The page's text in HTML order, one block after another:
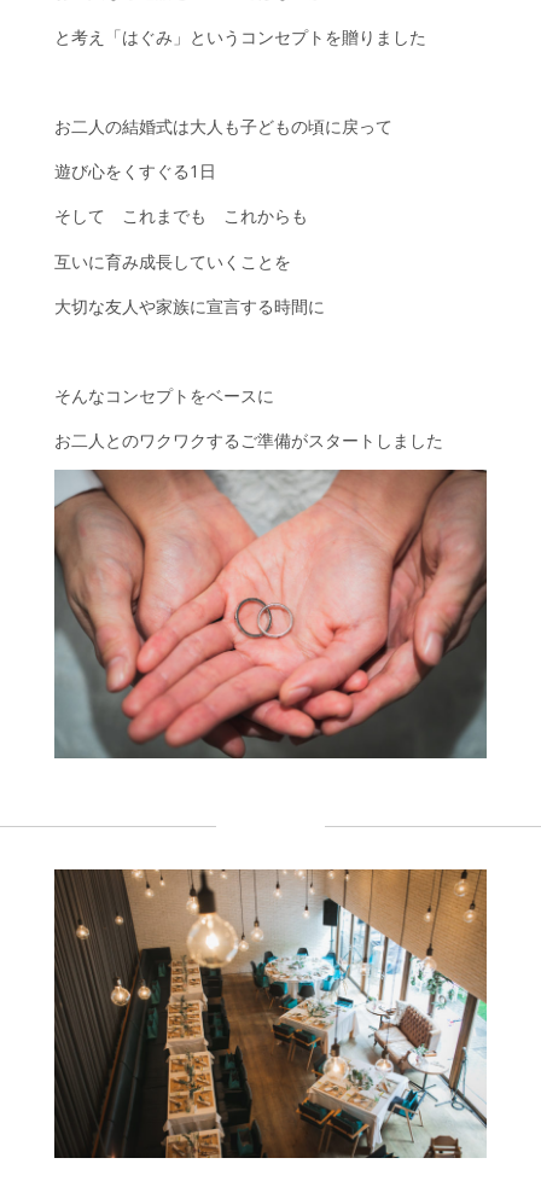
と考え「はぐみ」というコンセプトを贈りました
お二人の結婚式は大人も子どもの頃に戻って
遊び心をくすぐる1日
そして これまでも これからも
互いに育み成長していくことを
大切な友人や家族に宣言する時間に
そんなコンセプトをベースに
お二人とのワクワクするご準備がスタートしました